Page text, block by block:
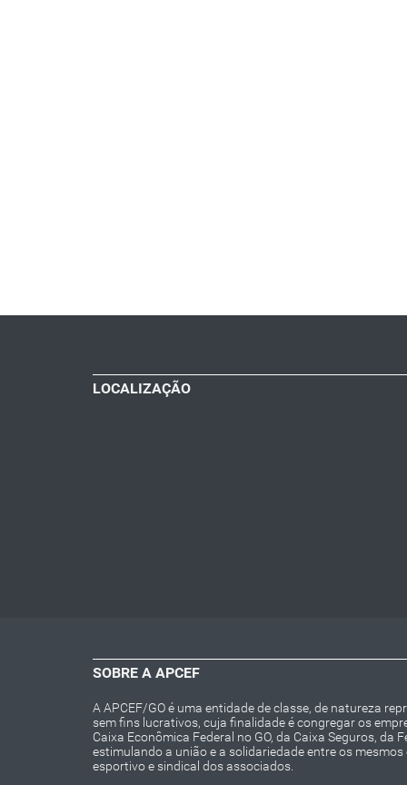
LOCALIZAÇÃO
SOBRE A APCEF
A APCEF/GO é uma entidade de classe, de natureza
sem fins lucrativos, cuja finalidade é congregar os
Caixa Econômica Federal no GO, da Caixa Seguros, da
estimulando a união e a solidariedade entre os
esportivo e sindical dos associados.